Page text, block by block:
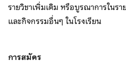
รายวิชาเพิ่มเติม หรือบูรณาการในร
และกิจกรรมอื่นๆ ในโรงเรียน
การสมัคร